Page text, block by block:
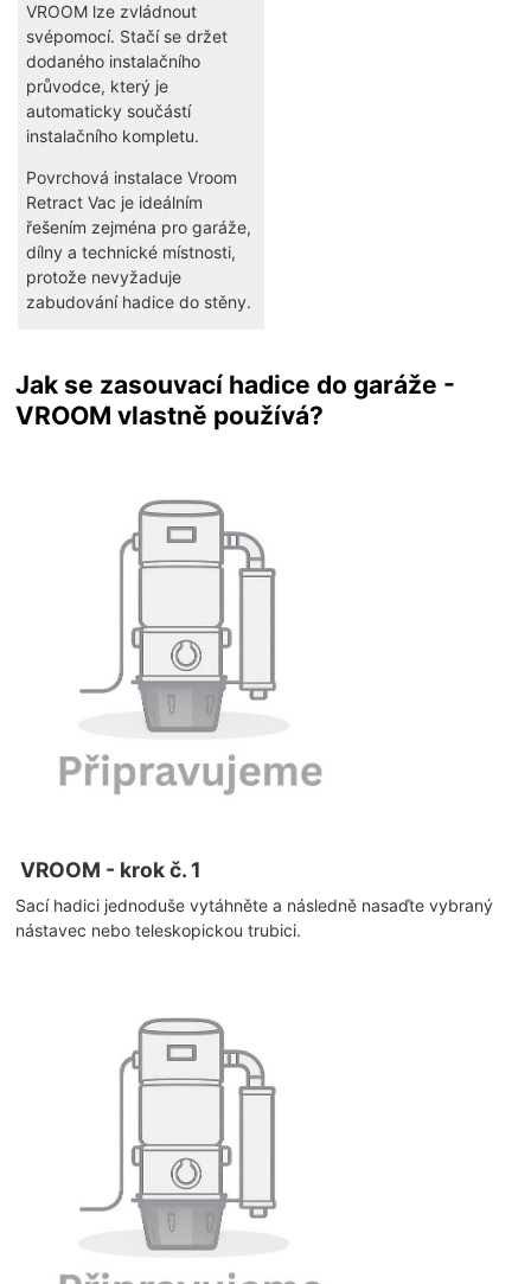
VROOM lze zvládnout
svépomocí. Stačí se držet
dodaného instalačního
průvodce, který je
automaticky součástí
instalačního kompletu.
Povrchová instalace Vroom
Retract Vac je ideálním
řešením zejména pro garáže,
dílny a technické místnosti,
protože nevyžaduje
zabudování hadice do stěny.
Jak se zasouvací hadice do garáže -
VROOM vlastně používá?
VROOM - krok č. 1
Sací hadici jednoduše vytáhněte a následně nasaďte vybraný
nástavec nebo teleskopickou trubici.